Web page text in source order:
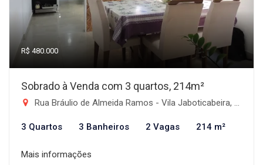
R$ 480.000
Sobrado à Venda com 3 quartos, 214m²
Rua Bráulio de Almeida Ramos - Vila Jaboticabeira, Taubaté-SP
3 Quartos 3 Banheiros 2 Vagas 214 m²
Mais informações